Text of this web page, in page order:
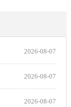
2026-08-07
2026-08-07
2026-08-07